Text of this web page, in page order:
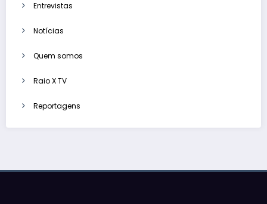
Entrevistas
Notícias
Quem somos
Raio X TV
Reportagens